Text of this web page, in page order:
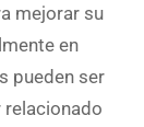
mejorar su
en
pueden ser